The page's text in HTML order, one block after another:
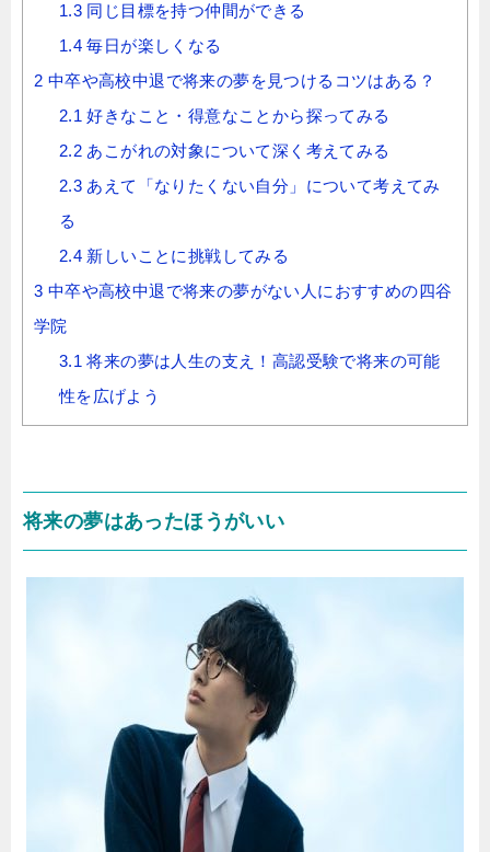
1.3 同じ目標を持つ仲間ができる
1.4 毎日が楽しくなる
2 中卒や高校中退で将来の夢を見つけるコツはある？
2.1 好きなこと・得意なことから探ってみる
2.2 あこがれの対象について深く考えてみる
2.3 あえて「なりたくない自分」について考えてみ
る
2.4 新しいことに挑戦してみる
3 中卒や高校中退で将来の夢がない人におすすめの四谷
学院
3.1 将来の夢は人生の支え！高認受験で将来の可能
性を広げよう
将来の夢はあったほうがいい